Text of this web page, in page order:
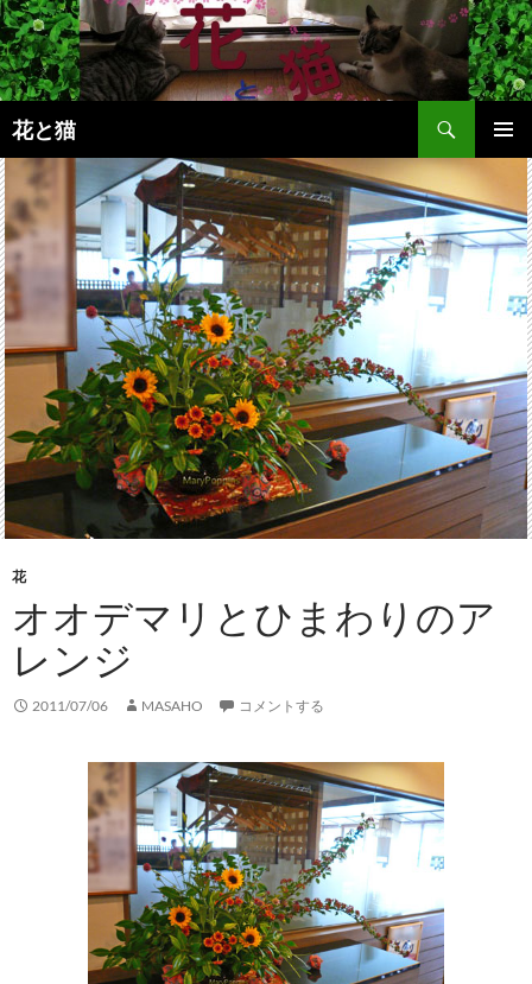
コ
ン
テ
ン
ツ
へ
ス
キ
ッ
プ
花と猫
検
索
メインメ
花
オオデマリとひまわりのア
レンジ
2011/07/06 MASAHO コメントする